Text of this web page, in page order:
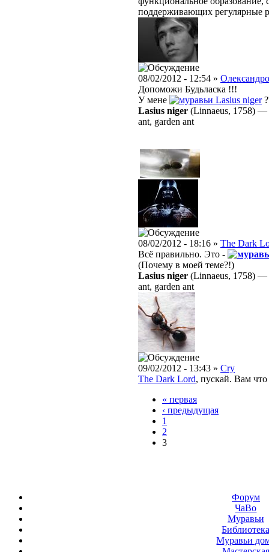
поддерживающих регулярные
08/02/2012 - 12:54 »
Допоможи Будьласка !!!
У мене
Lasius niger
Lasius niger (Linnaeus, 1758) —
ant, garden ant
08/02/2012 - 18:16 » The Dark
Всё правильно. Это -
(Почему в моей теме?!)
Lasius niger (Linnaeus, 1758) —
ant, garden ant
09/02/2012 - 13:43 » Cry
The Dark Lord, пускай. Вам
« первая
‹ предыдущая
1
2
3
Форум
ЧаВо
Муравьи
Муравьи